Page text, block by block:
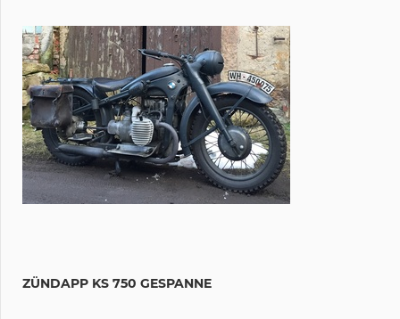
ZÜNDAPP KS 750 GESPANNE